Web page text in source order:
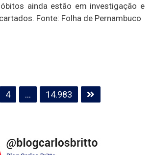
ainda estão em investigação e
Fonte: Folha de Pernambuco
4 … 14.983